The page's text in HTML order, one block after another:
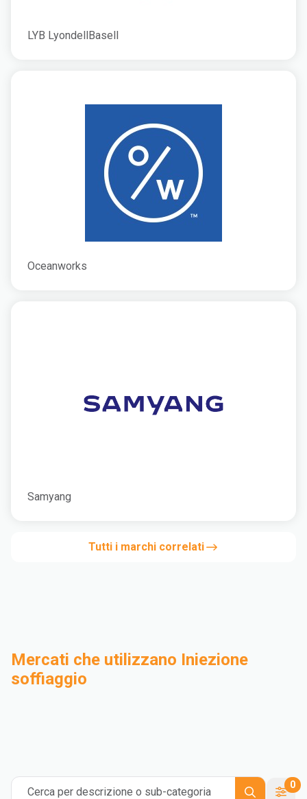
LYB LyondellBasell
Oceanworks
Samyang
Tutti i marchi correlati
Mercati che utilizzano Iniezione
soffiaggio
Cerca per descrizione o sub-categoria
0